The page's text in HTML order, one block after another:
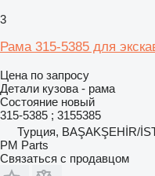
3
Рама 315-5385 для
Цена по запросу
Детали кузова - рама
Состояние новый
315-5385 ; 3155385
Турция, BAŞAKŞEHİR/
PM Parts
Связаться с продавцом